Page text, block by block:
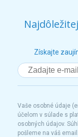
Získajte
Vaše osobné údaje
účelom v súlade s
osobných údajov.
pošleme na váš